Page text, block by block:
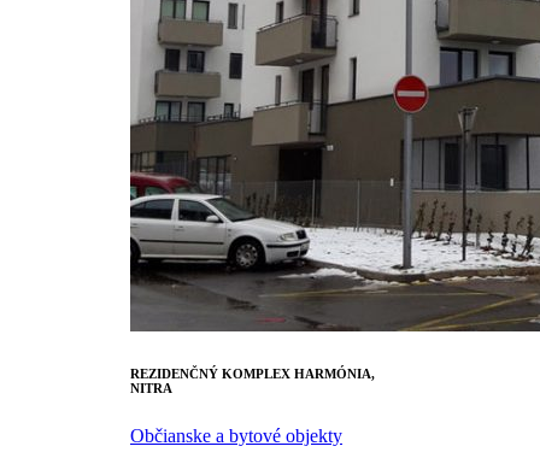
REZIDENČNÝ KOMPLEX HARMÓNIA,
NITRA
Občianske a bytové objekty